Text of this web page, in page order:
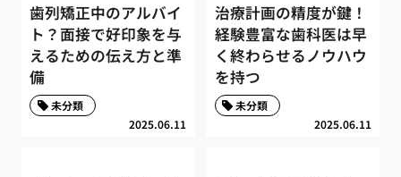
歯列矯正中のアルバイ
ト？面接で好印象を与
えるための伝え方と準
備
2025.06.11
未分類
治療計画の精度が鍵！
経験豊富な歯科医は早
く終わらせるノウハウ
を持つ
2025.06.11
未分類